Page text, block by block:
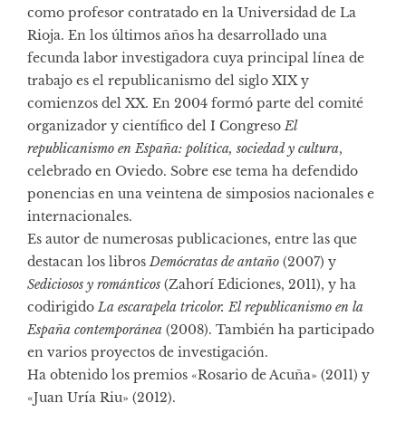
como profesor contratado en la Universidad de La
Rioja. En los últimos años ha desarrollado una
fecunda labor investigadora cuya principal línea de
trabajo es el republicanismo del siglo XIX y
comienzos del XX. En 2004 formó parte del comité
organizador y científico del I CongresoEl
republicanismo en España: política, sociedad y cultura,
celebrado en Oviedo. Sobre ese tema ha defendido
ponencias en una veintena de simposios nacionales e
internacionales.
Es autor de numerosas publicaciones, entre las que
destacan los librosDemócratas de antaño (2007) y
Sediciosos y románticos (Zahorí Ediciones, 2011), y ha
codirigidoLa escarapela tricolor. El republicanismo en la
España contemporánea (2008). También ha participado
en varios proyectos de investigación.
Ha obtenido los premios «Rosario de Acuña» (2011) y
«Juan Uría Riu» (2012).